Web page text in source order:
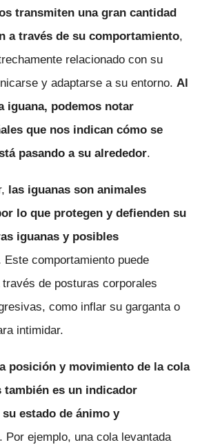
transmiten una gran cantidad
a través de su comportamiento,
relacionado con su
y adaptarse a su entorno. Al
iguana, podemos notar
que nos indican cómo se
pasando a su alrededor.
las iguanas son animales
lo que protegen y defienden su
iguanas y posibles
Este comportamiento puede
de posturas corporales
como inflar su garganta o
intimidar.
posición y movimiento de la cola
también es un indicador
estado de ánimo y
. Por ejemplo, una cola levantada